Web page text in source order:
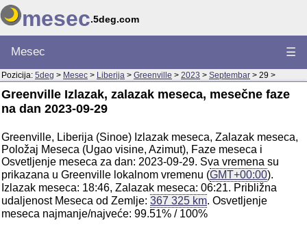
mesec.5deg.com
Mesec ☰
Pozicija: 5deg > Mesec > Liberija > Greenville > 2023 > Septembar > 29 >
Greenville Izlazak, zalazak meseca, mesečne faze
na dan 2023-09-29
Greenville, Liberija (Sinoe) Izlazak meseca, Zalazak meseca,
Položaj Meseca (Ugao visine, Azimut), Faze meseca i
Osvetljenje meseca za dan: 2023-09-29. Sva vremena su
prikazana u Greenville lokalnom vremenu (GMT+00:00).
Izlazak meseca: 18:46, Zalazak meseca: 06:21. Približna
udaljenost Meseca od Zemlje: 367 325 km. Osvetljenje
meseca najmanje/najveće: 99.51% / 100%